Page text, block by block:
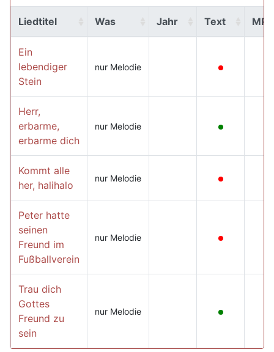
Liedtitel Was Jahr Text MP3
Ein
lebendiger
Stein
nur Melodie
Herr,
erbarme,
erbarme dich
nur Melodie
Kommt alle
her, halihalo
nur Melodie
Peter hatte
seinen
Freund im
Fußballverein
nur Melodie
Trau dich
Gottes
Freund zu
sein
nur Melodie